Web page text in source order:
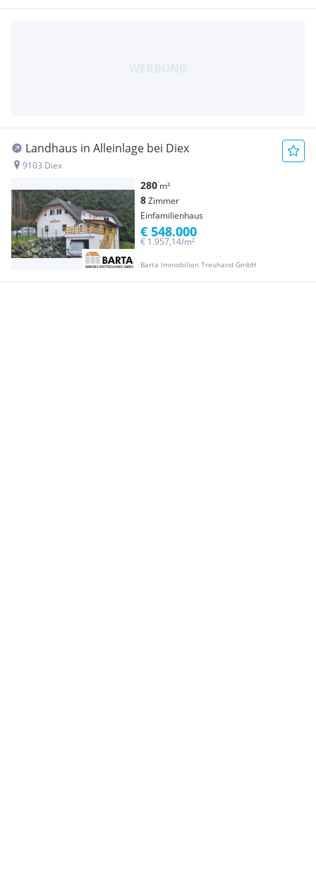
Landhaus in Alleinlage bei Diex
9103 Diex
280 m²
8Zimmer
Einfamilienhaus
Barta Immobilien Treuhand GmbH
€ 1.957,14/m²
€ 548.000